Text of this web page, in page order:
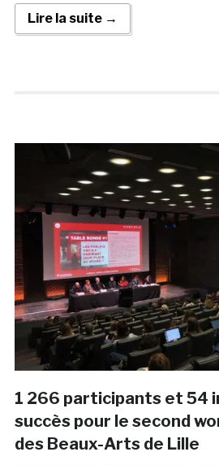
Lire la suite →
1 266 participants et 54
succès pour le second
des Beaux-Arts de Lille